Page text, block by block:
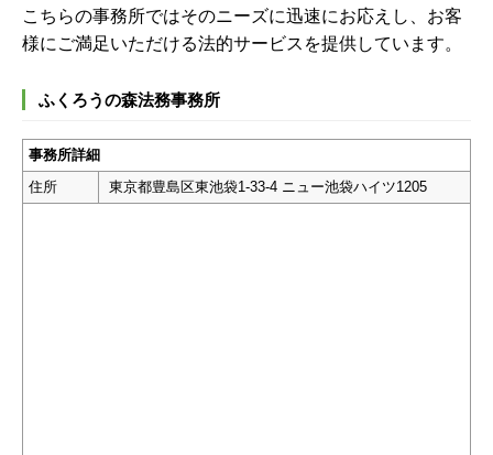
こちらの事務所ではそのニーズに迅速にお応えし、お客
様にご満足いただける法的サービスを提供しています。
ふくろうの森法務事務所
事務所詳細
住所
東京都豊島区東池袋1-33-4 ニュー池袋ハイツ1205